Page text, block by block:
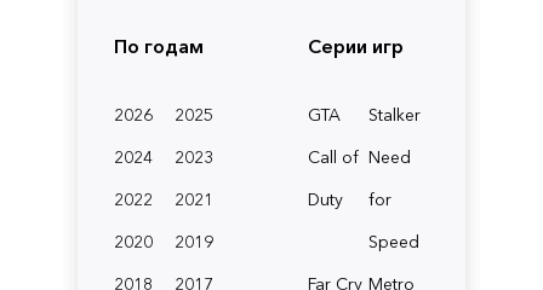
По годам
2026
2025
2024
2023
2022
2021
2020
2019
2018
2017
Серии игр
GTA
Stalker
Call of
Duty
Need
for
Speed
Far Cry Metro